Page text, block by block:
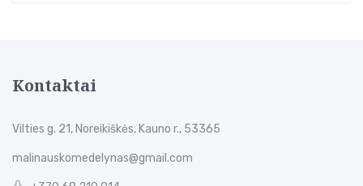
Kontaktai
Vilties g. 21, Noreikiškės, Kauno r., 53365
malinauskomedelynas@gmail.com